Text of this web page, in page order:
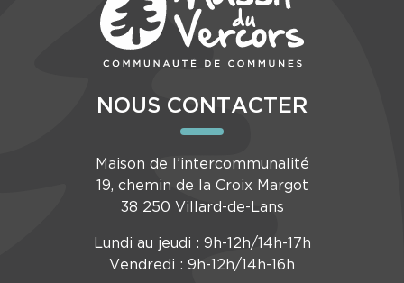
NOUS CONTACTER
Maison de l’intercommunalité
19, chemin de la Croix Margot
38 250 Villard-de-Lans
Lundi au jeudi : 9h-12h/14h-17h
Vendredi : 9h-12h/14h-16h